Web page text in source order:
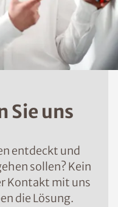
Sie uns
entdeckt und
sollen? Kein
Kontakt mit uns
die Lösung.